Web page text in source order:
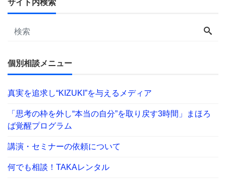
サイト内検索
個別相談メニュー
真実を追求し“KIZUKI”を与えるメディア
「思考の枠を外し“本当の自分”を取り戻す3時間」まほろ
ば覚醒プログラム
講演・セミナーの依頼について
何でも相談！TAKAレンタル